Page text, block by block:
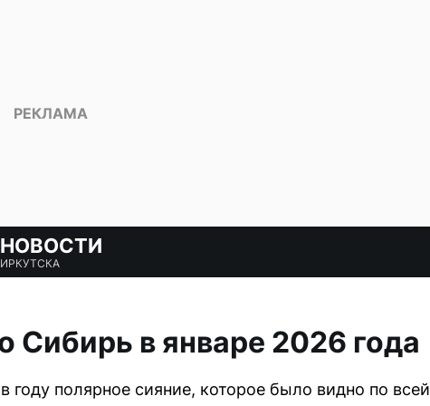
НОВОСТИ
ИРКУТСКА
Сибирь в январе 2026 года
полярное сияние, которое было видно по всей